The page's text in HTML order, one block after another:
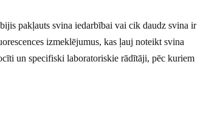
pakļauts svina iedarbībai vai cik daudz svina ir
izmeklējumus, kas ļauj noteikt svina
un specifiski laboratoriskie rādītāji, pēc kuriem